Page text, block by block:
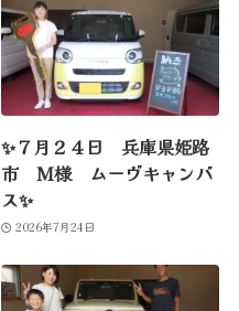
✨７月２４日 兵庫県姫路
市 M様 ムーヴキャンバ
ス✨
2026年7月24日